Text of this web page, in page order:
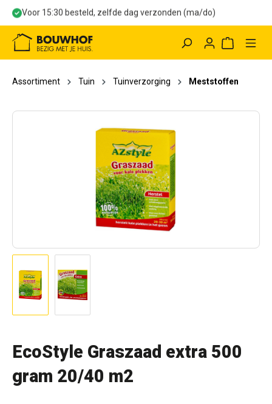
Voor 15:30 besteld, zelfde dag verzonden (ma/do)
Assortiment Tuin Tuinverzorging Meststoffen
EcoStyle Graszaad extra 500
gram 20/40 m2